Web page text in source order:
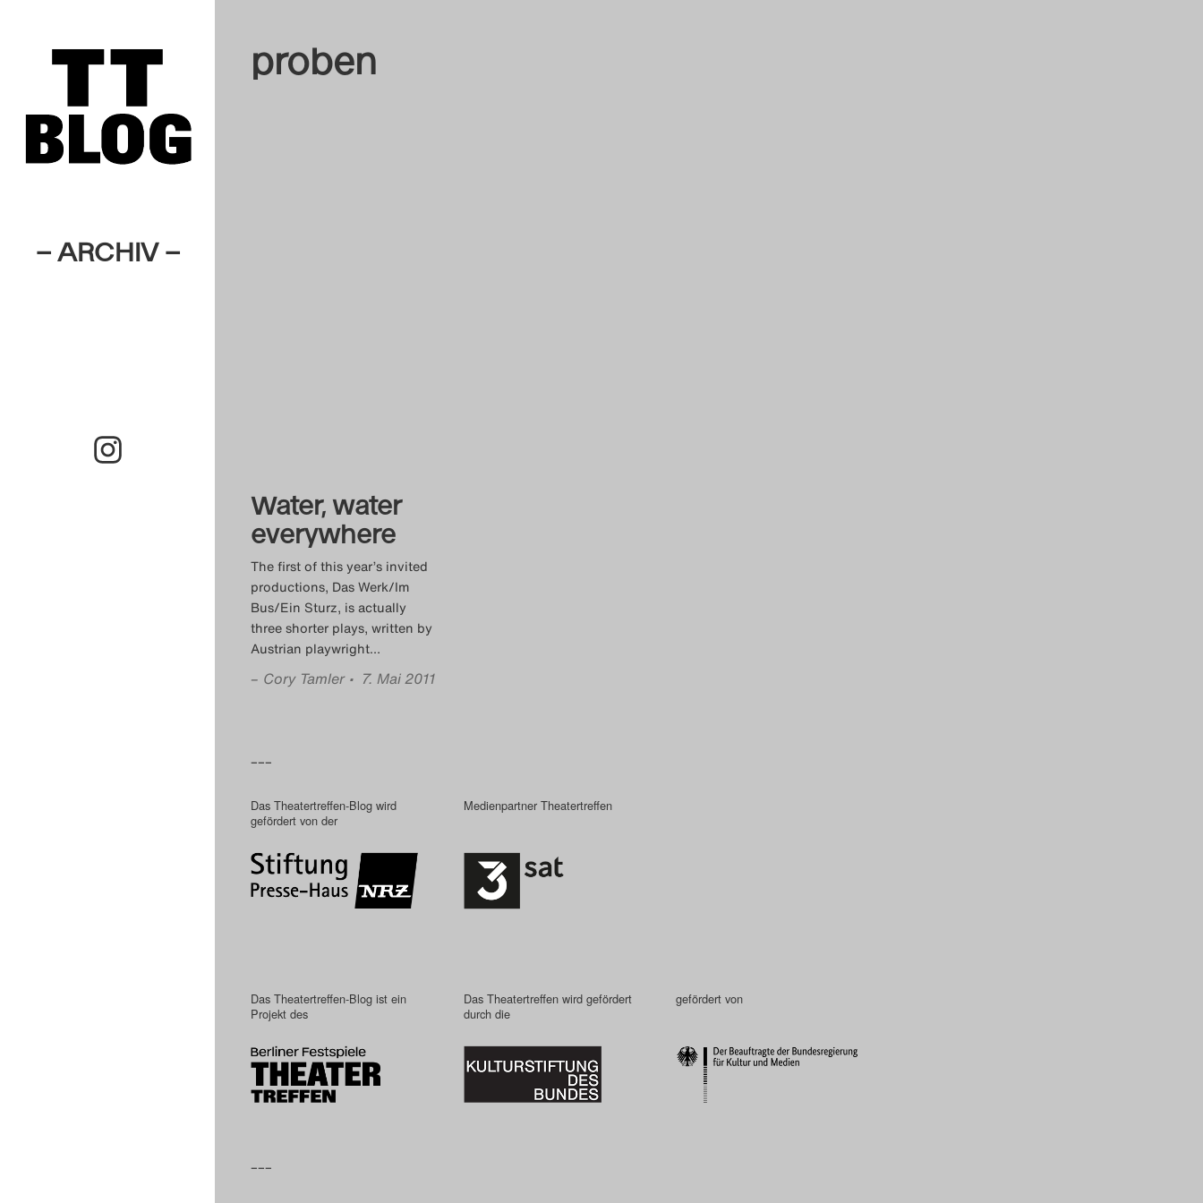
– ARCHIV –
proben
Water, water
everywhere
The first of this year’s invited
productions, Das Werk/Im
Bus/Ein Sturz, is actually
three shorter plays, written by
Austrian playwright…
– Cory Tamler • 7. Mai 2011
–––
Das Theatertreffen-Blog wird
gefördert von der
Medienpartner Theatertreffen
Das Theatertreffen-Blog ist ein
Projekt des
Das Theatertreffen wird gefördert
durch die
gefördert von
–––